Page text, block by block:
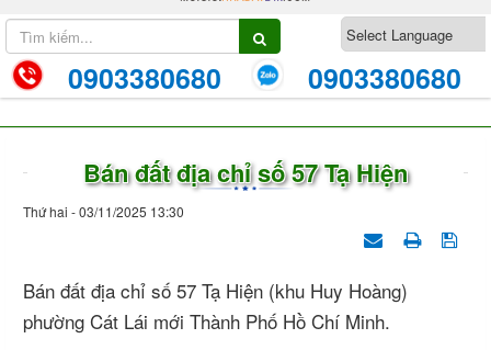
0903380680 0903380680
Bán đất địa chỉ số 57 Tạ Hiện
Thứ hai - 03/11/2025 13:30
Bán đất địa chỉ số 57 Tạ Hiện (khu Huy Hoàng)
phường Cát Lái mới Thành Phố Hồ Chí Minh.